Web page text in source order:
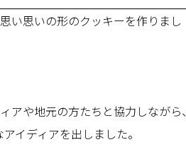
い思いの形のクッキーを作りまし
や地元の方たちと協力しながら、
イディアを出しました。